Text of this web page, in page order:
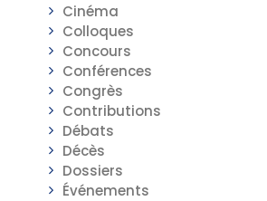
Cinéma
Colloques
Concours
Conférences
Congrès
Contributions
Débats
Décès
Dossiers
Événements